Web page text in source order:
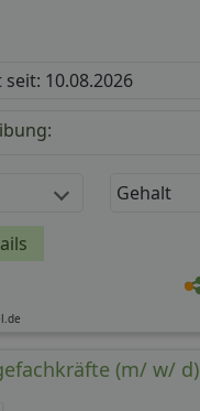
10.08.2026
Gehalt
(m/ w/ d)